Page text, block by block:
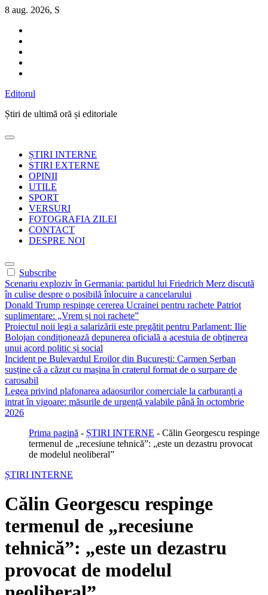
Sari
conținut
8 aug. 2026, S
Editorul
Știri de ultimă oră și editoriale
ȘTIRI INTERNE
STIRI EXTERNE
OPINII
UTILE
SPORT
VERSURI
FOTOGRAFIA ZILEI
CONTACT
DESPRE NOI
Subscribe
Scenariu exploziv în Germania: partidul lui Friedrich Merz discută
în culise despre o posibilă înlocuire a cancelarului
Donald Trump respinge cererea Ucrainei pentru rachete Patriot
suplimentare: „Vrem și noi rachete”
Proiectul noii legi a salarizării este pregătit pentru Parlament: Ilie
Bolojan condiționează depunerea oficială a acestuia de obținerea
unui acord politic și social
Incident pe Bulevardul Eroilor din București: Carmen Șerban
susține că a căzut cu mașina în craterul format de o surpare de
carosabil
Legea privind plafonarea adaosurilor comerciale la carburanți a
intrat în vigoare: măsurile de urgență valabile până în octombrie
2026
Prima pagină - ȘTIRI INTERNE - Călin Georgescu respinge
termenul de „recesiune tehnică”: „este un dezastru provocat
de modelul neoliberal”
ȘTIRI INTERNE
Călin Georgescu respinge
termenul de „recesiune
tehnică”: „este un dezastru
provocat de modelul